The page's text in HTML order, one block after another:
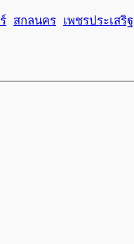
สกลนคร เพชรประเสริฐ